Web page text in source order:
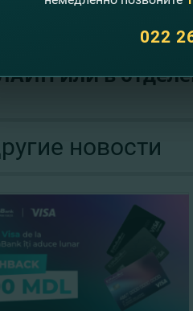
карту
или в
новости
022